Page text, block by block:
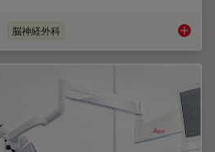
脳神経外科